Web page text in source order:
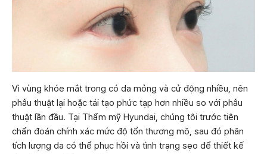
Vì vùng khóe mắt trong có da mỏng và cử động nhiều, nên
phẫu thuật lại hoặc tái tạo phức tạp hơn nhiều so với phẫu
thuật lần đầu. Tại Thẩm mỹ Hyundai, chúng tôi trước tiên
chẩn đoán chính xác mức độ tổn thương mô, sau đó phân
tích lượng da có thể phục hồi và tình trạng sẹo để thiết kế